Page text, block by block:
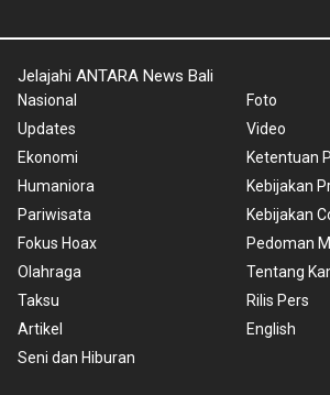
Jelajahi ANTARA News Bali
Nasional
Updates
Ekonomi
Humaniora
Pariwisata
Fokus Hoax
Olahraga
Taksu
Artikel
Seni dan Hiburan
Foto
Video
Ketentuan
Kebijakan
Kebijakan
Pedoman
Tentang
Rilis Pers
English